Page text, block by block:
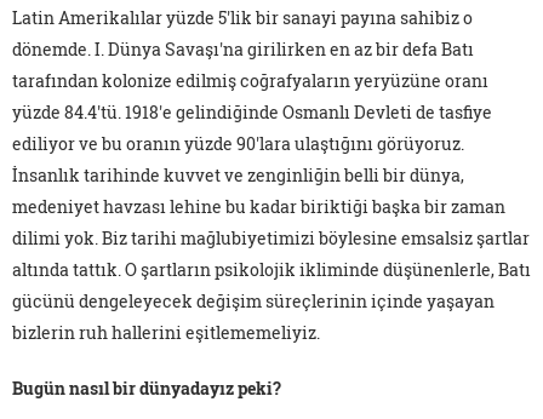
Latin Amerikalılar yüzde 5'lik bir sanayi payına sahibiz o
dönemde. I. Dünya Savaşı'na girilirken en az bir defa Batı
tarafından kolonize edilmiş coğrafyaların yeryüzüne oranı
yüzde 84.4'tü. 1918'e gelindiğinde Osmanlı Devleti de tasfiye
ediliyor ve bu oranın yüzde 90'lara ulaştığını görüyoruz.
İnsanlık tarihinde kuvvet ve zenginliğin belli bir dünya,
medeniyet havzası lehine bu kadar biriktiği başka bir zaman
dilimi yok. Biz tarihi mağlubiyetimizi böylesine emsalsiz şartlar
altında tattık. O şartların psikolojik ikliminde düşünenlerle, Batı
gücünü dengeleyecek değişim süreçlerinin içinde yaşayan
bizlerin ruh hallerini eşitlememeliyiz.
Bugün nasıl bir dünyadayız peki?